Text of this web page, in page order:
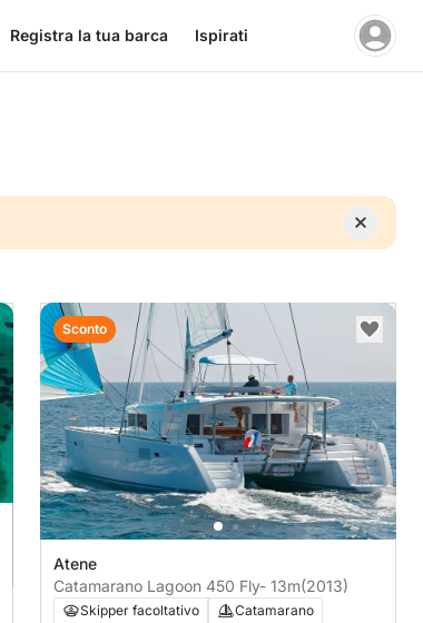
Registra la tua barca Ispirati
Atene
Catamarano Lagoon 450 Fly- 13m(2013)
Skipper facoltativo
Catamarano
Sconto